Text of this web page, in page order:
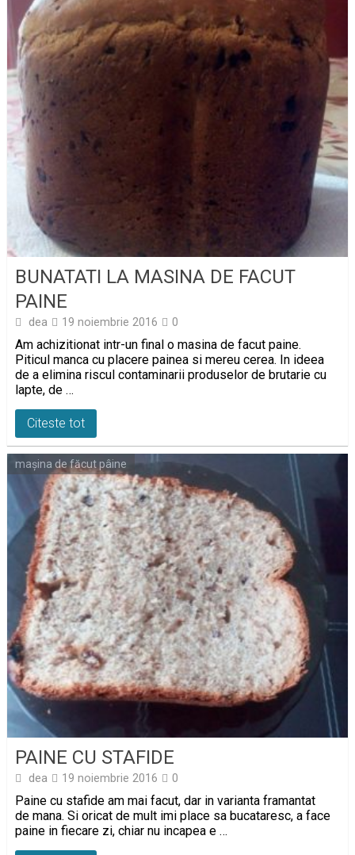
BUNATATI LA MASINA DE FACUT
PAINE
dea 19 noiembrie 2016 0
Am achizitionat intr-un final o masina de facut paine.
Piticul manca cu placere painea si mereu cerea. In ideea
de a elimina riscul contaminarii produselor de brutarie cu
lapte, de …
Citeste tot
mașina de făcut pâine
PAINE CU STAFIDE
dea 19 noiembrie 2016 0
Paine cu stafide am mai facut, dar in varianta framantat
de mana. Si oricat de mult imi place sa bucataresc, a face
paine in fiecare zi, chiar nu incapea e …